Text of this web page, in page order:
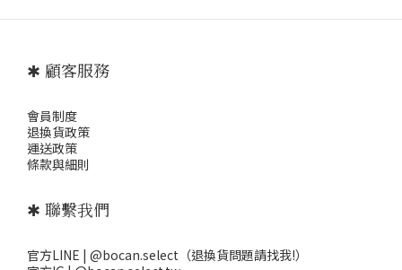
✱ 顧客服務
會員制度
退換貨政策
運送政策
條款與細則
✱ 聯繫我們
官方LINE | @bocan.select（退換貨問題請找我!）